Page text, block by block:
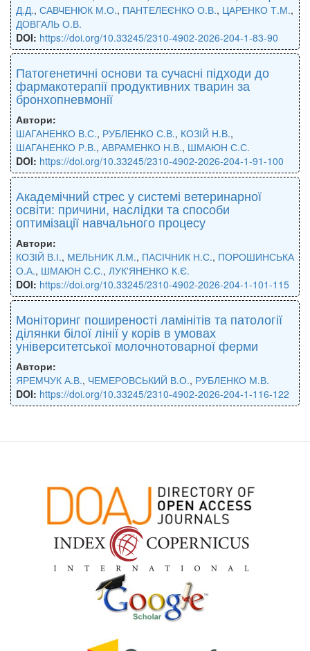
Д.Д., САВЧЕНЮК М.О., ПАНТЕЛЕЄНКО О.В., ЦАРЕНКО Т.М.,
ДОВГАЛЬ О.В.
DOI: https://doi.org/10.33245/2310-4902-2026-204-1-83-90
Патогенетичні основи та сучасні підходи до
фармакотерапії продуктивних тварин за
бронхопневмонії
Автори:
ШАГАНЕНКО В.С., РУБЛЕНКО С.В., КОЗІЙ Н.В.,
ШАГАНЕНКО Р.В., АВРАМЕНКО Н.В., ШМАЮН С.С.
DOI: https://doi.org/10.33245/2310-4902-2026-204-1-91-100
Академічний стрес у системі ветеринарної
освіти: причини, наслідки та способи
оптимізації навчального процесу
Автори:
КОЗІЙ В.І., МЕЛЬНИК Л.М., ПАСІЧНИК Н.С., ПОРОШИНСЬКА
О.А., ШМАЮН С.С., ЛУК'ЯНЕНКО К.Є.
DOI: https://doi.org/10.33245/2310-4902-2026-204-1-101-115
Моніторинг поширеності ламінітів та патології
ділянки білої лінії у корів в умовах
університетської молочнотоварної ферми
Автори:
ЯРЕМЧУК А.В., ЧЕМЕРОВСЬКИЙ В.О., РУБЛЕНКО М.В.
DOI: https://doi.org/10.33245/2310-4902-2026-204-1-116-122